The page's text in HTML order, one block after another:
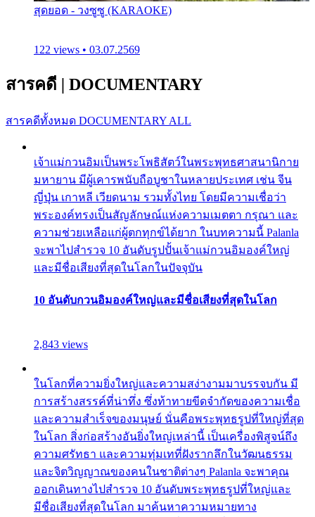
สุดยอด - วงซูซู (KARAOKE)
122 views • 03.07.2569
สารคดี | DOCUMENTARY
สารคดีทั้งหมด DOCUMENTARY ALL
เจ้าแม่กวนอิมเป็นพระโพธิสัตว์ในพระพุทธศาสนานิกาย
มหายาน มีผู้เคารพนับถือบูชาในหลายประเทศ เช่น จีน
ญี่ปุ่น เกาหลี เวียดนาม รวมทั้งไทย โดยมีความเชื่อว่า
พระองค์ทรงเป็นสัญลักษณ์แห่งความเมตตา กรุณา และ
ความช่วยเหลือแก่ผู้ตกทุกข์ได้ยาก ในบทความนี้ Palanla
จะพาไปสำรวจ 10 อันดับรูปปั้นเจ้าแม่กวนอิมองค์ใหญ่
และมีชื่อเสียงที่สุดในโลกในปัจจุบัน
10 อันดับกวนอิมองค์ใหญ่และมีชื่อเสียงที่สุดในโลก
2,843 views
ในโลกที่ความยิ่งใหญ่และความสง่างามมาบรรจบกัน มี
การสร้างสรรค์ที่น่าทึ่ง ซึ่งท้าทายขีดจำกัดของความเชื่อ
และความสำเร็จของมนุษย์ นั่นคือพระพุทธรูปที่ใหญ่ที่สุด
ในโลก สิ่งก่อสร้างอันยิ่งใหญ่เหล่านี้ เป็นเครื่องพิสูจน์ถึง
ความศรัทธา และความทุ่มเทที่ฝังรากลึกในวัฒนธรรม
และจิตวิญญาณของคนในชาติต่างๆ Palanla จะพาคุณ
ออกเดินทางไปสำรวจ 10 อันดับพระพุทธรูปที่ใหญ่และ
มีชื่อเสียงที่สุดในโลก มาค้นหาความหมายทาง